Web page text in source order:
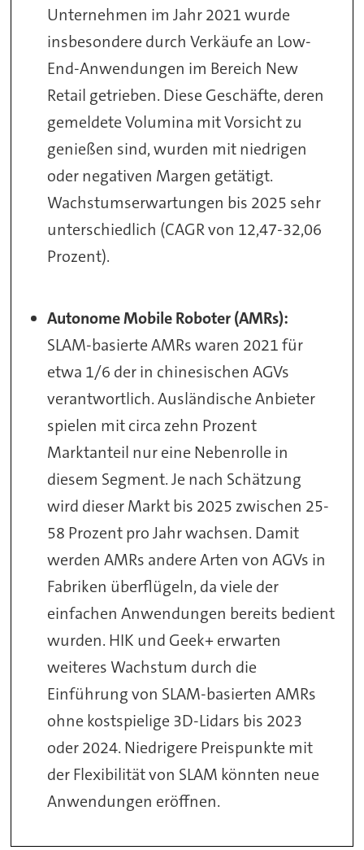
Unternehmen im Jahr 2021 wurde
insbesondere durch Verkäufe an Low-
End-Anwendungen im Bereich New
Retail getrieben. Diese Geschäfte, deren
gemeldete Volumina mit Vorsicht zu
genießen sind, wurden mit niedrigen
oder negativen Margen getätigt.
Wachstumserwartungen bis 2025 sehr
unterschiedlich (CAGR von 12,47-32,06
Prozent).
Autonome Mobile Roboter (AMRs):
SLAM-basierte AMRs waren 2021 für
etwa 1/6 der in chinesischen AGVs
verantwortlich. Ausländische Anbieter
spielen mit circa zehn Prozent
Marktanteil nur eine Nebenrolle in
diesem Segment. Je nach Schätzung
wird dieser Markt bis 2025 zwischen 25-
58 Prozent pro Jahr wachsen. Damit
werden AMRs andere Arten von AGVs in
Fabriken überflügeln, da viele der
einfachen Anwendungen bereits bedient
wurden. HIK und Geek+ erwarten
weiteres Wachstum durch die
Einführung von SLAM-basierten AMRs
ohne kostspielige 3D-Lidars bis 2023
oder 2024. Niedrigere Preispunkte mit
der Flexibilität von SLAM könnten neue
Anwendungen eröffnen.